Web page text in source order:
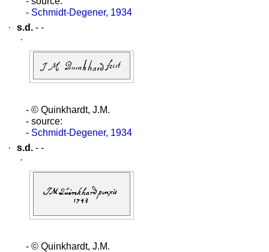
- Schmidt-Degener, 1934
·
s.d. - -
·
- © Quinkhardt, J.M.
- source:
- Schmidt-Degener, 1934
·
s.d. - -
·
- © Quinkhardt, J.M.